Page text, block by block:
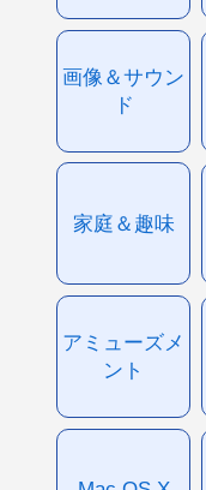
画像＆サウン
ド
家庭＆趣味
アミューズメ
ント